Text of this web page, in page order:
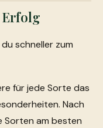
schneller zum
für jede Sorte das
Nach
Sorten am besten